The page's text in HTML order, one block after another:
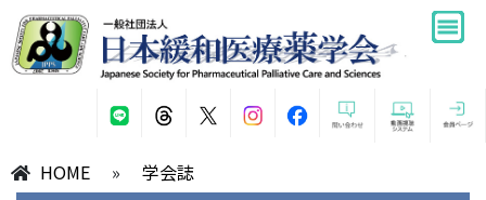
HOME » 学会誌